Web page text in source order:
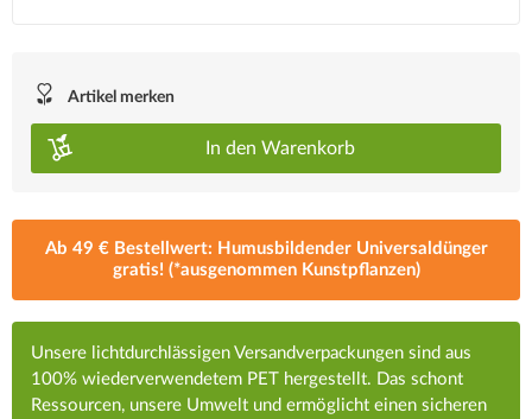
Artikel merken
In den Warenkorb
Ab 49 € Bestellwert: Humusbildender Universaldünger
gratis! (*ausgenommen Kunstpflanzen)
Unsere lichtdurchlässigen Versandverpackungen sind aus
100% wiederverwendetem PET hergestellt. Das schont
Ressourcen, unsere Umwelt und ermöglicht einen sicheren